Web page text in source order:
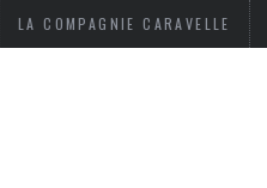
LA COMPAGNIE CARAVELLE